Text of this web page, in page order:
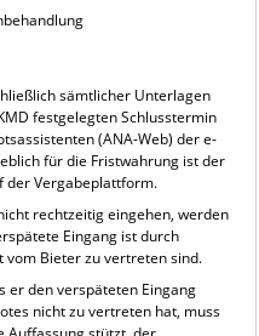
sämtlicher Unterlagen
festgelegten Schlusstermin
(ANA-Web) der e-
für die Fristwahrung ist der
der Vergabeplattform.
rechtzeitig eingehen, werden
Eingang ist durch
vom Bieter zu vertreten sind.
er den verspäteten Eingang
nicht zu vertreten hat, muss